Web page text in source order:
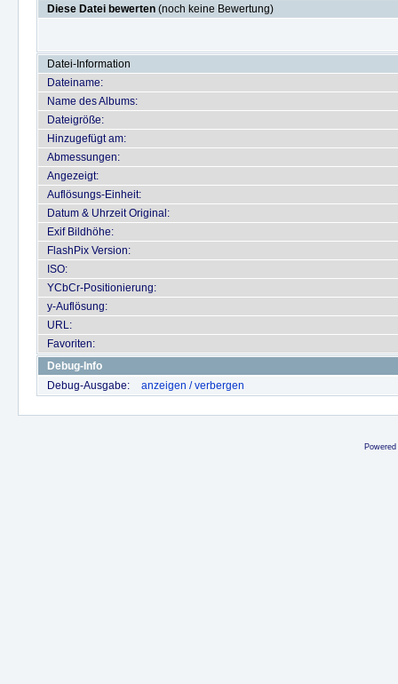
Diese Datei bewerten (noch keine Bewertung)
Datei-Information
Dateiname:
Name des Albums:
Dateigröße:
Hinzugefügt am:
Abmessungen:
Angezeigt:
Auflösungs-Einheit:
Datum & Uhrzeit Original:
Exif Bildhöhe:
FlashPix Version:
ISO:
YCbCr-Positionierung:
y-Auflösung:
URL:
Favoriten:
Debug-Info
Debug-Ausgabe:
anzeigen / verbergen